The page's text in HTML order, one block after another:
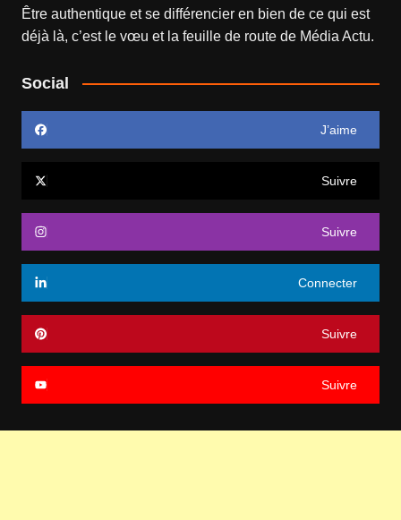
Être authentique et se différencier en bien de ce qui est
déjà là, c’est le vœu et la feuille de route de Média Actu.
Social
J’aime
Suivre
Suivre
Connecter
Suivre
Suivre